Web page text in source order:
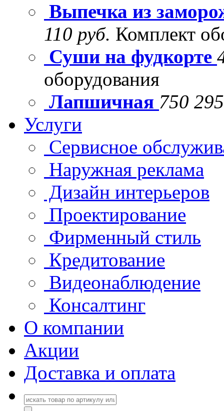
Выпечка из
110 руб. Комплект
Суши на фудкорте
оборудования
Лапшичная 750
Услуги
Сервисное
Наружная реклама
Дизайн интерьеров
Проектирование
Фирменный стиль
Кредитование
Видеонаблюдение
Консалтинг
О компании
Акции
Доставка и оплата